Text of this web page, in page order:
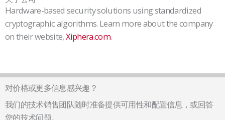
Hardware-based security solutions using standardized
cryptographic algorithms. Learn more about the company
on their website,Xiphera.com.
对价格或更多信息感兴趣？
我们的技术销售团队随时准备提供可用性和配置信息，或回答
您的技术问题。